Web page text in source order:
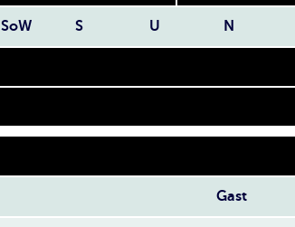
SoW S U N
Gast